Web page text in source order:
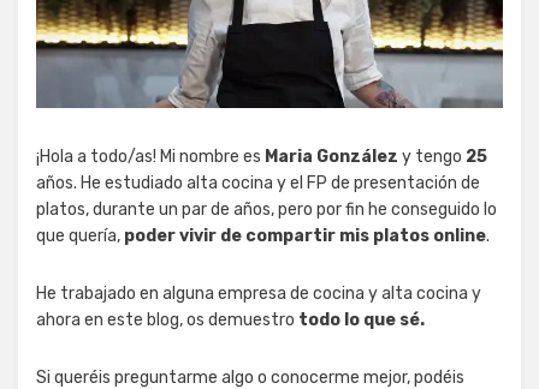
¡Hola a todo/as! Mi nombre es Maria González y tengo 25
años. He estudiado alta cocina y el FP de presentación de
platos, durante un par de años, pero por fin he conseguido lo
que quería, poder vivir de compartir mis platos online.
He trabajado en alguna empresa de cocina y alta cocina y
ahora en este blog, os demuestro todo lo que sé.
Si queréis preguntarme algo o conocerme mejor, podéis